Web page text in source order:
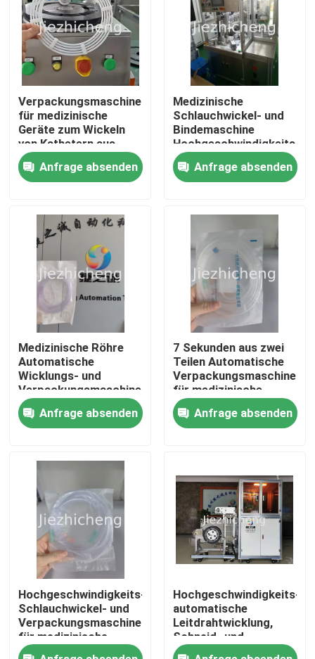
Zu Hause
Produkte
Videos
Über uns
Werksbesichtigung
Kontakt mit uns
Bitte um ein Angebot
Verpackmaschinen des medizinischen Geräts
Medizinische Ausrüstung, die Maschine herstellt
Verpackungsmaschinen
für medizinische
Geräte zum Wickeln
von Kathetern aus
HDPE-Ballonen
Anfrage absenden
Medizinische
Schlauchwickel- und
Bindemaschine
Hochgeschwindigkeits-
Automatisierter
Manipulator
Betriebswickel- und
Verbindungsschläuche
Anfrage absenden
Medizinische Röhre
Automatische
Wicklungs- und
Verpackungsmaschine
Saugverbindungsröhre
Wicklungs- und
Verpackungsausrüstung
Anfrage absenden
7 Sekunden aus zwei
Teilen Automatische
Verpackungsmaschinen
für medizinische
Schläuche,
automatische
Aufwickel- und
BYG002
Anfrage absenden
Hochgeschwindigkeits-
Schlauchwickel- und
Verpackungsmaschine
für medizinische
Verbindungsrohre,
Hochgeschwindigkeits-
automatische
Leitdrahtwicklung,
Schneid- und
Wickelmaschinen